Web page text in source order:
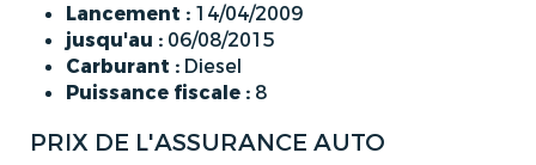
Lancement : 14/04/2009
jusqu'au : 06/08/2015
Carburant : Diesel
Puissance fiscale : 8
PRIX DE L'ASSURANCE AUTO